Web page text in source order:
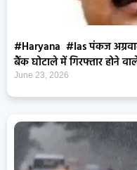
#Haryana #Ias पंकज
बैंक घोटाले में गिरफ्तार होने
June 23, 2026